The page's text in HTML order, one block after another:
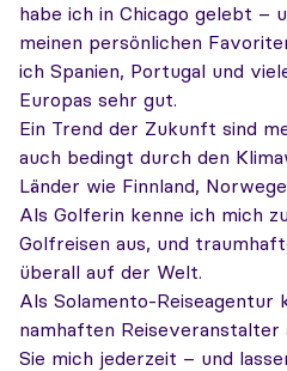
habe ich in Chicago gelebt –
meinen persönlichen
ich Spanien, Portugal und
Europas sehr gut.
Ein Trend der Zukunft sind
auch bedingt durch den
Länder wie Finnland,
Als Golferin kenne ich mich
Golfreisen aus, und
überall auf der Welt.
Als Solamento-Reiseagentur
namhaften
Sie mich jederzeit – und